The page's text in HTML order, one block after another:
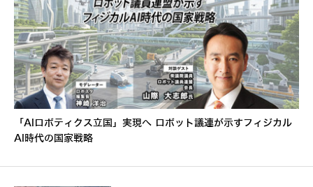
「AIロボティクス立国」実現へ ロボット議連が示すフィジカル
AI時代の国家戦略